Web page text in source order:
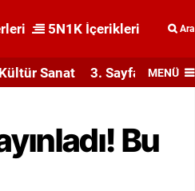
5N1K İçerikleri Ara
Kültür Sanat 3. Sayfa MENÜ
Bu